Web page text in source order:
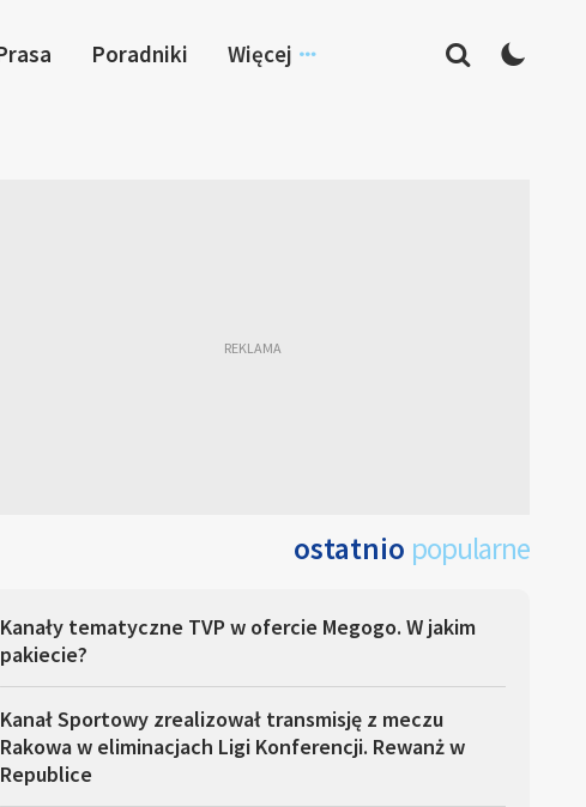
Poradniki Więcej
ostatnio popularne
Kanały tematyczne TVP w ofercie Megogo. W jakim
pakiecie?
Kanał Sportowy zrealizował transmisję z meczu
Rakowa w eliminacjach Ligi Konferencji. Rewanż w
Republice